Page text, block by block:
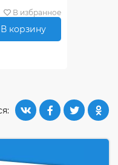
В избранное
В корзину